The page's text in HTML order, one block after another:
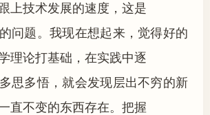
上技术发展的速度，这是
问题。我现在想起来，觉得好的
理论打基础，在实践中逐
思多悟，就会发现层出不穷的新
直不变的东西存在。把握